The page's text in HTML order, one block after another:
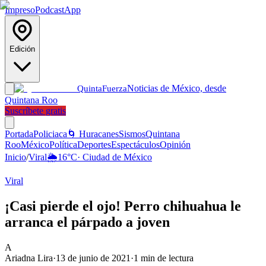
ImpresoPodcastApp
Edición
QuintaFuerzaNoticias de México, desde
Quintana Roo
Suscríbete gratis
PortadaPoliciaca 🌀 HuracanesSismosQuintana
RooMéxicoPolíticaDeportesEspectáculosOpinión
Inicio/Viral🌦️16°C· Ciudad de México
Viral
¡Casi pierde el ojo! Perro chihuahua le
arranca el párpado a joven
A
Ariadna Lira·13 de junio de 2021 ·1 min de lectura